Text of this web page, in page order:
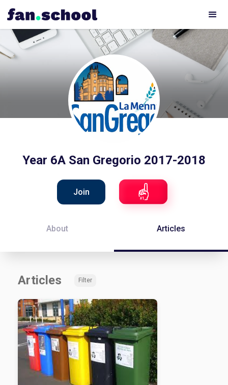
Year 6A San Gregorio 2017-2018
Join
About Articles
Articles Filter